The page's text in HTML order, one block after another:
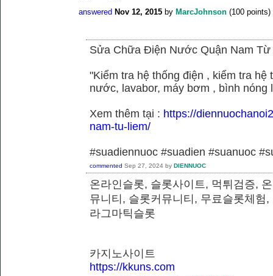
answered Nov 12, 2015 by MarcJohnson (100 points)
Sửa Chữa Điện Nước Quận Nam Từ
"Kiểm tra hệ thống điện , kiểm tra
nước, lavabor, máy bơm , bình nóng
Xem thêm tại : https://
nam-tu-liem/
#suadiennuoc #suadien #suanuoc
commented Sep 27, 2024 by DIENNUOC
온라인슬롯, 슬롯사이트, 먹튀검증,
뮤니티, 슬롯커뮤니티, 무료슬롯체험
라그마틱슬롯
카지노사이트
https://kkuns.com